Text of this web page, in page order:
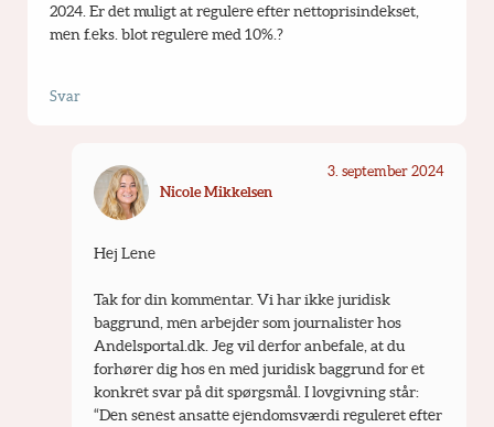
2024. Er det muligt at regulere efter nettoprisindekset,
men f.eks. blot regulere med 10%.?
Svar
Nicole Mikkelsen
3. september 2024
Hej Lene
Tak for din kommentar. Vi har ikke juridisk
baggrund, men arbejder som journalister hos
Andelsportal.dk. Jeg vil derfor anbefale, at du
forhører dig hos en med juridisk baggrund for et
konkret svar på dit spørgsmål. I lovgivning står:
“Den senest ansatte ejendomsværdi reguleret efter